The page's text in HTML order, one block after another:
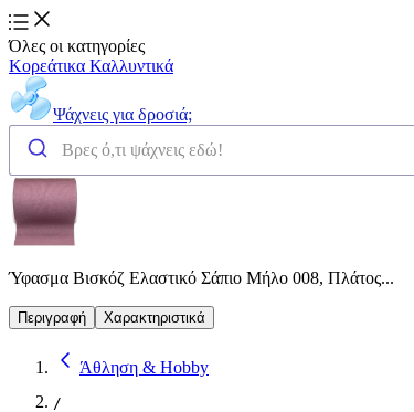
Όλες οι κατηγορίες
Κορεάτικα Καλλυντικά
Ψάχνεις για δροσιά;
Ύφασμα Βισκόζ Ελαστικό Σάπιο Μήλο 008, Πλάτος...
Περιγραφή Χαρακτηριστικά
Άθληση & Hobby
/